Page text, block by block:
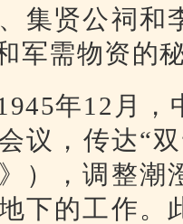
集贤公祠和
军需物资的
年12月
议，传达“
），调整潮
下的工作。